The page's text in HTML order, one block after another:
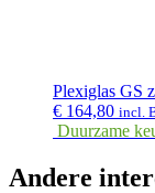
Plexiglas GS
€ 164,80 incl.
Duurzame
Andere